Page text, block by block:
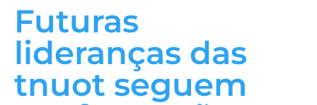
Futuras
lideranças das
tnuot seguem